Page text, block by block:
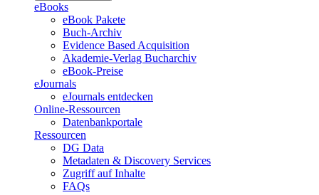
eBooks
eBook Pakete
Buch-Archiv
Evidence Based Acquisition
Akademie-Verlag Bucharchiv
eBook-Preise
eJournals
eJournals entdecken
Online-Ressourcen
Datenbankportale
Ressourcen
DG Data
Metadaten & Discovery Services
Zugriff auf Inhalte
FAQs